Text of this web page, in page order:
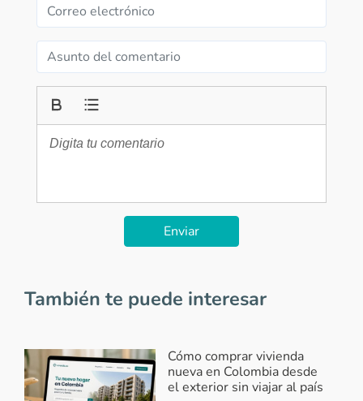
Enviar
También te puede interesar
Cómo comprar vivienda
nueva en Colombia desde
el exterior sin viajar al país